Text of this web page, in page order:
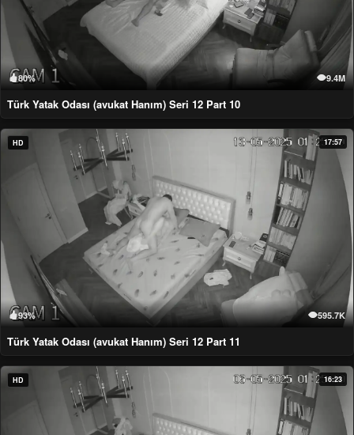
80% 9.4M
Türk Yatak Odası (avukat Hanım) Seri 12 Part 10
HD 17:57
93% 595.7K
Türk Yatak Odası (avukat Hanım) Seri 12 Part 11
HD 16:23